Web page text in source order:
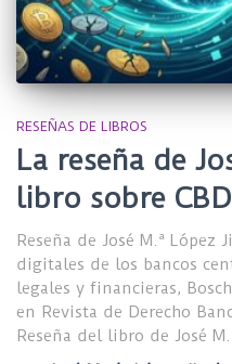
RESEÑAS DE LIBROS
La reseña de
libro sobre
Reseña de José M.ª López
digitales de los bancos
legales y financieras,
en Revista de Derecho
Reseña del libro de José